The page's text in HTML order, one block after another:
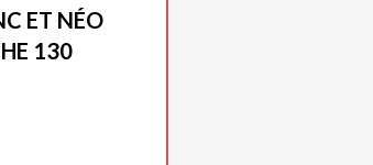
ET NÉO
130